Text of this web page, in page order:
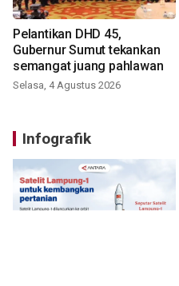
Pelantikan DHD 45,
Gubernur Sumut tekankan
semangat juang pahlawan
Selasa, 4 Agustus 2026
Infografik